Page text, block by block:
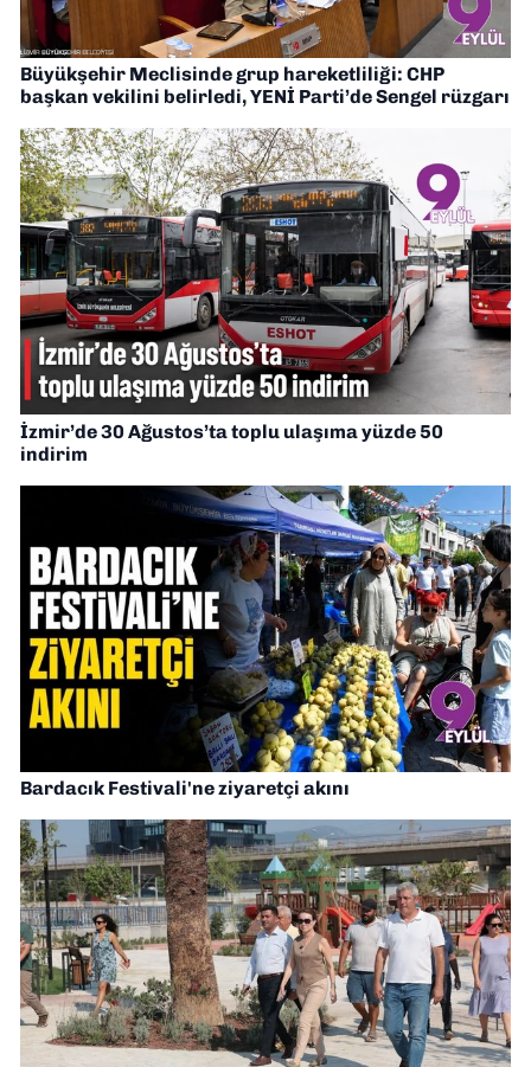
Büyükşehir Meclisinde grup hareketliliği: CHP
başkan vekilini belirledi, YENİ Parti’de Sengel rüzgarı
İzmir’de 30 Ağustos’ta toplu ulaşıma yüzde 50
indirim
Bardacık Festivali'ne ziyaretçi akını